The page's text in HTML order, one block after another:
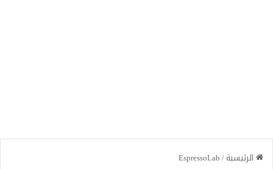
الرئيسية/
EspressoLab